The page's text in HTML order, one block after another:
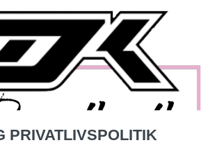
PRIVATLIVSPOLITIK